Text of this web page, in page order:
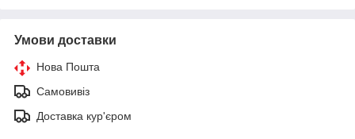
Умови доставки
Нова Пошта
Самовивіз
Доставка кур'єром